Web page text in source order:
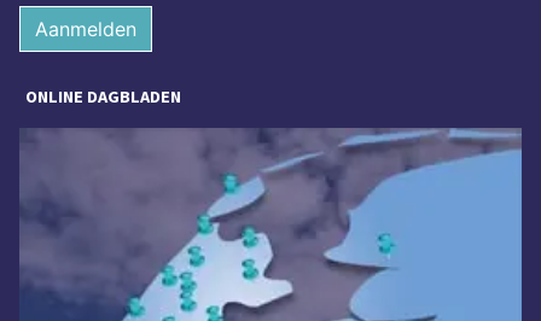
Aanmelden
ONLINE DAGBLADEN